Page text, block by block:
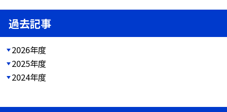
過去記事
2026年度
2025年度
2024年度